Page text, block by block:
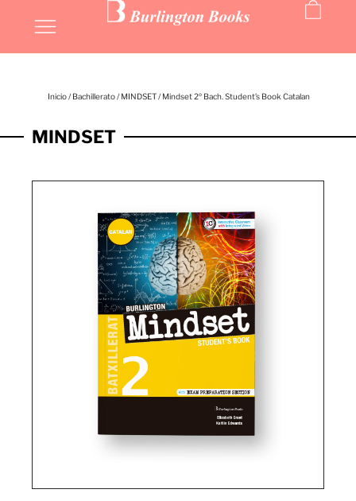
Inicio/ Bachillerato/ MINDSET/ Mindset 2º Bach. Student’s Book Catalan
MINDSET